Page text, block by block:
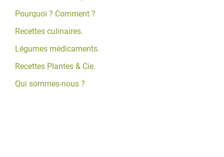
Pourquoi ? Comment ?
Recettes culinaires.
Légumes médicaments.
Recettes Plantes & Cie.
Qui sommes-nous ?